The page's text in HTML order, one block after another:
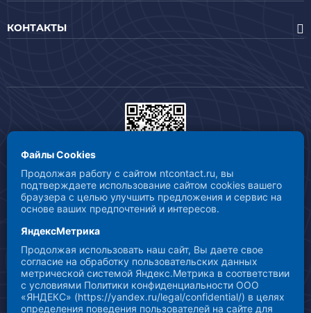
КОНТАКТЫ
СОБЛЮДЕНИЕ СТАНДАРТА ВЕДЕНИЯ БЕЗОПАСНОЙ
ДЕЯТЕЛЬНОСТИ
В рамках борьбы с распространением коронавирусной
инфекции COVID-19 ООО «НТ Контакт» осуществляет свою
деятельность с соблюдением требований стандартов по
ведению безопасной деятельности и предпринимает все
необходимые меры для осуществления безопасной
деятельности.
Файлы Cookies
Продолжая работу с сайтом ntcontact.ru, вы
подтверждаете использование сайтом cookies вашего
браузера с целью улучшить предложения и сервис на
основе ваших предпочтений и интересов.
ЯндексМетрика
Продолжая использовать наш сайт, Вы даете свое
согласие на обработку пользовательских данных
метрической системой Яндекс.Метрика в соответствии
с условиями Политики конфиденциальности ООО
«ЯНДЕКС» (https://yandex.ru/legal/confidential/) в целях
определения поведения пользователей на сайте для